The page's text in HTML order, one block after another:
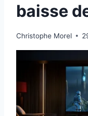
baisse
Christophe Morel